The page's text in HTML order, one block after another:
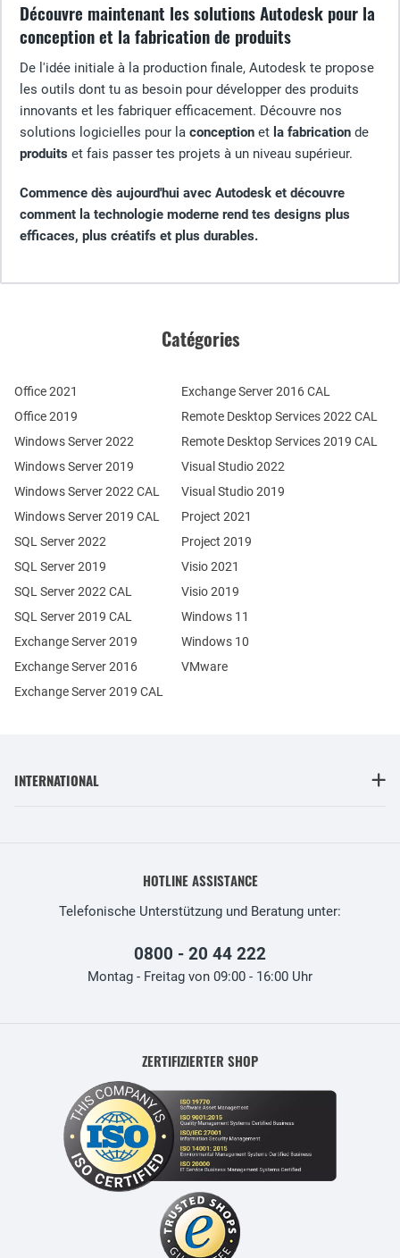
Découvre maintenant les solutions Autodesk pour la
conception et la fabrication de produits
De l'idée initiale à la production finale, Autodesk te propose
les outils dont tu as besoin pour développer des produits
innovants et les fabriquer efficacement. Découvre nos
solutions logicielles pour la conception et la fabrication de
produits et fais passer tes projets à un niveau supérieur.
Commence dès aujourd'hui avec Autodesk et découvre
comment la technologie moderne rend tes designs plus
efficaces, plus créatifs et plus durables.
Catégories
Office 2021
Office 2019
Windows Server 2022
Windows Server 2019
Exchange Server 2019
Exchange Server 2016
SQL Server 2022
SQL Server 2019
Windows Server 2022 CAL
Windows Server 2019 CAL
SQL Server 2022 CAL
SQL Server 2019 CAL
Remote Desktop Services 2022 CAL
Remote Desktop Services 2019 CAL
Exchange Server 2019 CAL
Exchange Server 2016 CAL
Visual Studio 2022
Visual Studio 2019
Project 2021
Project 2019
Visio 2021
Visio 2019
Windows 11
Windows 10
VMware
INTERNATIONAL
HOTLINE ASSISTANCE
Telefonische Unterstützung und Beratung unter:
0800 - 20 44 222
Montag - Freitag von 09:00 - 16:00 Uhr
ZERTIFIZIERTER SHOP